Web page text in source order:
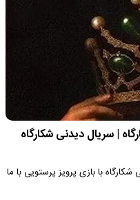
| سریال دیدنی شکارگاه
با بازی پرویز پرستویی با ما